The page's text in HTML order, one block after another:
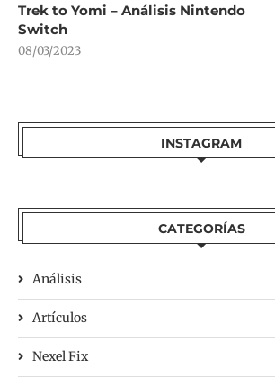
Trek to Yomi – Análisis Nintendo
Switch
08/03/2023
INSTAGRAM
CATEGORÍAS
Análisis
Artículos
Nexel Fix